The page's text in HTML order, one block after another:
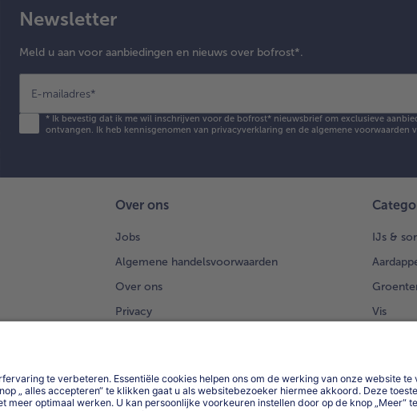
Newsletter
Meld u aan voor aanbiedingen en nieuws over bofrost*.
E-mailadres*
*Ik bevestig dat ik me wil inschrijven voor de bofrost* nieuwsbrief om exclusieve
ontvangen. Ik heb kennisgenomen van privacyverklaring en de algemene voorwaarden
Over ons
Jobs
Algemene handelsvoorwaarden
Over ons
Privacy
Compliance
IJs &
Vis